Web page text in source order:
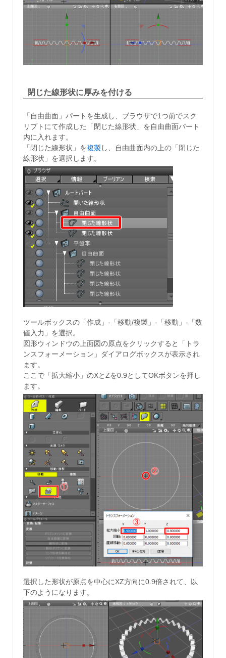
閉じた線形状に厚みを付ける
「自由曲面」パートを生成し、ブラウザで1つ前でスク
リプトにて作成した「閉じた線形状」を自由曲面パート
内に入れます。
「閉じた線形状」を複製 し、自由曲面内の上の「閉じた
線形状」を選択します。
ツールボックスの「作成」-「移動/複製」-「移動」-「数
値入力」を選択。
図形ウィンドウの上面図の原点をクリックすると「トラ
ンスフォーメーション」ダイアログボックスが表示され
ます。
ここで「拡大縮小」のXとZを0.9としてOKボタンを押し
ます。
選択した形状が原点を中心にXZ方向に0.9倍されて、以
下のようになります。